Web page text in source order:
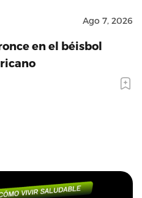
Ago 7, 2026
en el béisbol